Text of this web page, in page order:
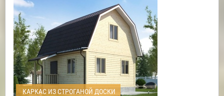
КАРКАС ИЗ СТРОГАНОЙ ДОСКИ